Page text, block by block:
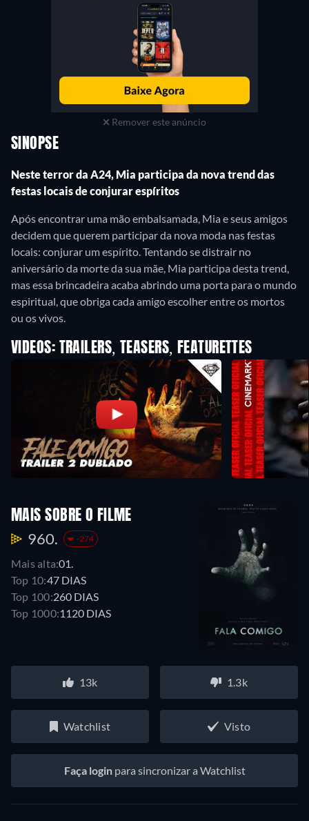
Remover este anúncio
SINOPSE
Neste terror da A24, Mia participa da nova trend das
festas locais de conjurar espíritos
Após encontrar uma mão embalsamada, Mia e seus amigos
decidem que querem participar da nova moda nas festas
locais: conjurar um espírito. Tentando se distrair no
aniversário da morte da sua mãe, Mia participa desta trend,
mas essa brincadeira acaba abrindo uma porta para o mundo
espiritual, que obriga cada amigo escolher entre os mortos
ou os vivos.
VIDEOS: TRAILERS, TEASERS, FEATURETTES
MAIS SOBRE O FILME
960. -274
Mais alta:01.
Top 10:47 DIAS
Top 100:260 DIAS
Top 1000:1120 DIAS
13k 1.3k
Watchlist Visto
Faça loginpara sincronizar a Watchlist